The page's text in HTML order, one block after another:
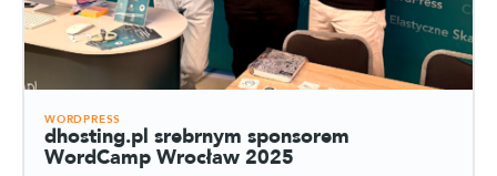
WORDPRESS
dhosting.pl srebrnym sponsorem
WordCamp Wrocław 2025